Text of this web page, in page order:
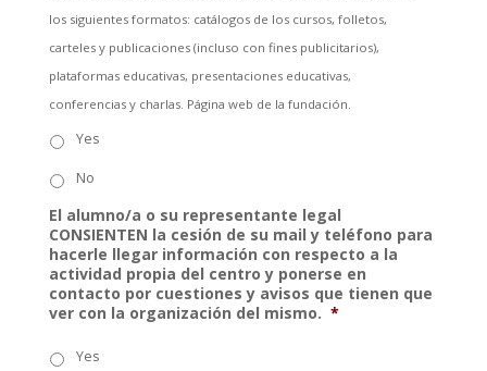
los siguientes formatos: catálogos de los cursos, folletos,
carteles y publicaciones (incluso con fines publicitarios),
plataformas educativas, presentaciones educativas,
conferencias y charlas. Página web de la fundación.
Yes
No
El alumno/a o su representante legal
CONSIENTEN la cesión de su mail y teléfono para
hacerle llegar información con respecto a la
actividad propia del centro y ponerse en
contacto por cuestiones y avisos que tienen que
ver con la organización del mismo. *
Yes